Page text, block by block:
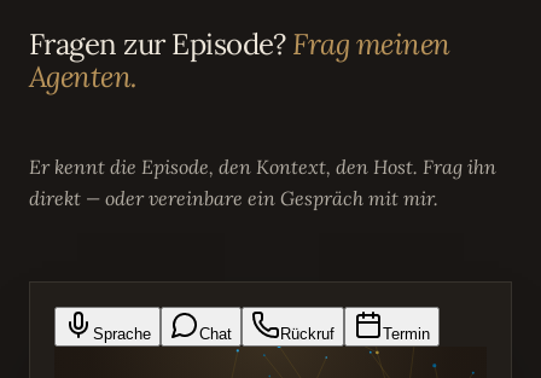
Fragen zur Episode?Frag meinen
Agenten.
Er kennt die Episode, den Kontext, den Host. Frag ihn
direkt — oder vereinbare ein Gespräch mit mir.
Sprache Chat Rückruf Termin